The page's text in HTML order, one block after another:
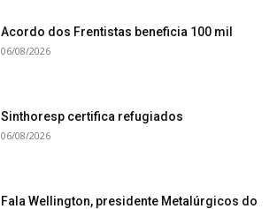
Acordo dos Frentistas beneficia 100 mil
06/08/2026
Sinthoresp certifica refugiados
06/08/2026
Fala Wellington, presidente Metalúrgicos do